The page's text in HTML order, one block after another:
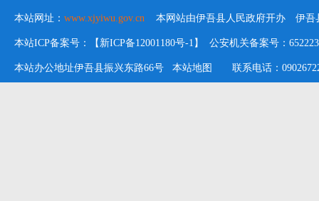
本站网址： www.xjyiwu.gov.cn 本网站由伊吾县人民政府开办 伊吾
本站ICP备案号：【新ICP备12001180号-1】 公安机关备案号：
本站办公地址伊吾县振兴东路66号 本站地图 联系电话：